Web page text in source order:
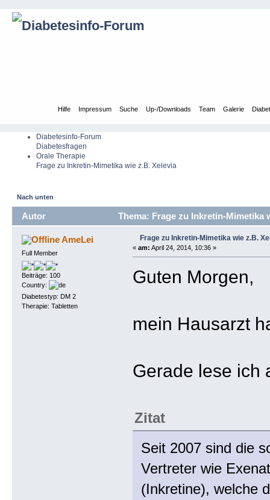
Hilfe Impressum Suche Up-/Downloads Team Galerie
Diabetesinfo-Forum
Diabetesfragen
Orale Therapie
Frage zu Inkretin-Mimetika wie z.B. Xelevia
Nach unten
Autor Thema: Frage zu Inkretin-Mimetika
AmeLei
Full Member
Beiträge: 100
Country:
Diabetestyp: DM 2
Therapie: Tabletten
Frage zu Inkretin-Mimetika wie z.B.
« am: April 24, 2014, 10:36 »
Guten Morgen,
mein Hausarzt
Gerade lese ich
Zitat
Seit 2007 sind die
Vertreter wie
(Inkretine), welche